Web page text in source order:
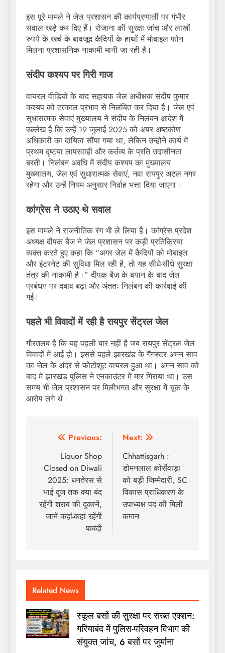
इस पूरे मामले ने जेल प्रशासन की कार्यप्रणाली पर गंभीर
सवाल खड़े कर दिए हैं। रोजाना की सुरक्षा जांच और लाखों
रुपये के खर्च के बावजूद कैदियों के हाथों में मोबाइल फोन
मिलना प्रशासनिक नाकामी मानी जा रही है।
संदीप कश्यप पर गिरी गाज
वायरल वीडियो के बाद सहायक जेल अधीक्षक संदीप कुमार
कश्यप को तत्काल प्रभाव से निलंबित कर दिया है। जेल एवं
सुधारात्मक सेवाएं मुख्यालय ने संदीप के निलंबन आदेश में
उल्लेख है कि उन्हें 19 जुलाई 2025 को अपर अष्टकोण
अधिकारी का दायित्व सौंपा गया था, लेकिन उन्होंने कार्य में
प्रथम दृष्टया लापरवाही और कर्तव्य के प्रति उदासीनता
बरती। निलंबन अवधि में संदीप कश्यप का मुख्यालय
मुख्यालय, जेल एवं सुधारात्मक सेवाएं, नवा रायपुर अटल नगर
रहेगा और उन्हें नियम अनुसार निर्वाह भत्ता दिया जाएगा।
कांग्रेस ने उठाए थे सवाल
इस मामले ने राजनीतिक रंग भी ले लिया है। कांग्रेस प्रदेश
अध्यक्ष दीपक बैज ने जेल प्रशासन पर कड़ी प्रतिक्रिया
व्यक्त करते हुए कहा कि “अगर जेल में कैदियों को मोबाइल
और इंटरनेट की सुविधा मिल रही है, तो यह सीधे-सीधे सुरक्षा
तंत्र की नाकामी है।” दीपक बैज के बयान के बाद जेल
प्रबंधन पर दबाव बढ़ा और अंततः निलंबन की कार्रवाई की
गई।
पहले भी विवादों में रही है रायपुर सेंट्रल जेल
गौरतलब है कि यह पहली बार नहीं है जब रायपुर सेंट्रल जेल
विवादों में आई हो। इससे पहले झारखंड के गैंगस्टर अमन साव
का जेल के अंदर से फोटोशूट वायरल हुआ था। अमन साव को
बाद में झारखंड पुलिस ने एनकाउंटर में मार गिराया था। उस
समय भी जेल प्रशासन पर मिलीभगत और सुरक्षा में चूक के
आरोप लगे थे।
Post
navigation
Previous:
Liquor Shop
Closed on Diwali
2025: धनतेरस से
भाई दूज तक क्या बंद
रहेंगी शराब की दुकानें,
जानें कहां-कहां रहेंगी
पाबंदी
Next:
Chhattisgarh :
डोमनलाल कोर्सेवाड़ा
को बड़ी जिम्मेदारी, SC
विकास प्राधिकरण के
उपाध्यक्ष पद की मिली
कमान
Related News
स्कूल बसों की सुरक्षा पर सख्त एक्शन:
गरियाबंद में पुलिस-परिवहन विभाग की
संयुक्त जांच, 6 बसों पर जुर्माना